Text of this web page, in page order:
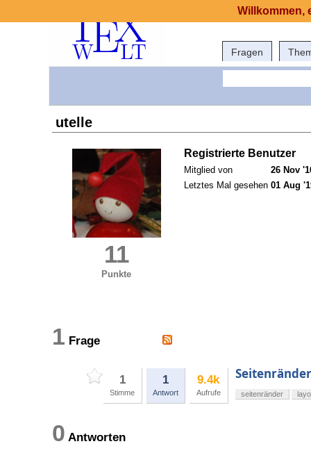
Fragen
utelle
11
Punkte
Registrierte Benutzer
Mitglied von
26 Nov
Letztes Mal gesehen 01 Aug
1 Frage
1
Stimme
1
Antwort
9.4k
Aufrufe seitenränder
0 Antworten
Willkommen,